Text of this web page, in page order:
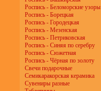
Роспись - Беломорские узоры
Роспись - Борецкая
Роспись - Городецкая
Роспись - Мезенская
Роспись - Петриковская
Роспись - Синяя по серебру
Роспись - Сюжетная
Роспись - Чёрная по золоту
Свечи подарочные
Семикаракорская керамика
Сувениры разные